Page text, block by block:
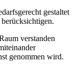
gestaltet
verstanden
genommen wird.